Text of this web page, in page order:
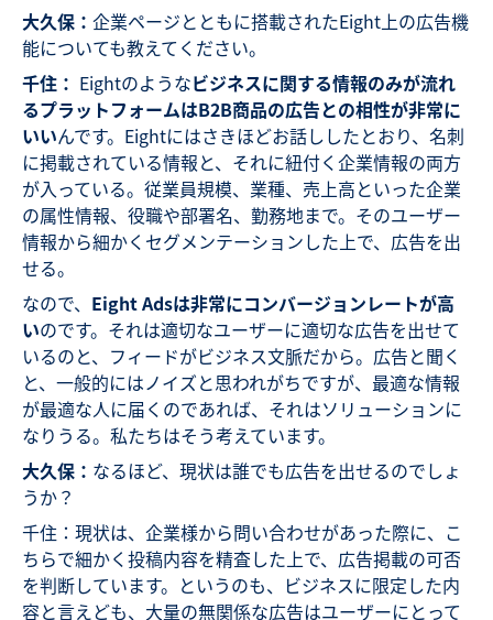
大久保： 企業ページとともに搭載されたEight上の広告機
能についても教えてください。
千住： Eightのようなビジネスに関する情報のみが流れ
るプラットフォームはB2B商品の広告との相性が非常に
いいんです。Eightにはさきほどお話ししたとおり、名刺
に掲載されている情報と、それに紐付く企業情報の両方
が入っている。従業員規模、業種、売上高といった企業
の属性情報、役職や部署名、勤務地まで。そのユーザー
情報から細かくセグメンテーションした上で、広告を出
せる。
なので、 Eight Adsは非常にコンバージョンレートが高
いのです。それは適切なユーザーに適切な広告を出せて
いるのと、フィードがビジネス文脈だから。広告と聞く
と、一般的にはノイズと思われがちですが、最適な情報
が最適な人に届くのであれば、それはソリューションに
なりうる。私たちはそう考えています。
大久保： なるほど、現状は誰でも広告を出せるのでしょ
うか？
千住：現状は、企業様から問い合わせがあった際に、こ
ちらで細かく投稿内容を精査した上で、広告掲載の可否
を判断しています。というのも、ビジネスに限定した内
容と言えども、大量の無関係な広告はユーザーにとって